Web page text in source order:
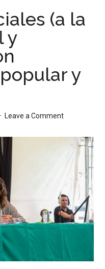
(a la
y
y
Leave a Comment